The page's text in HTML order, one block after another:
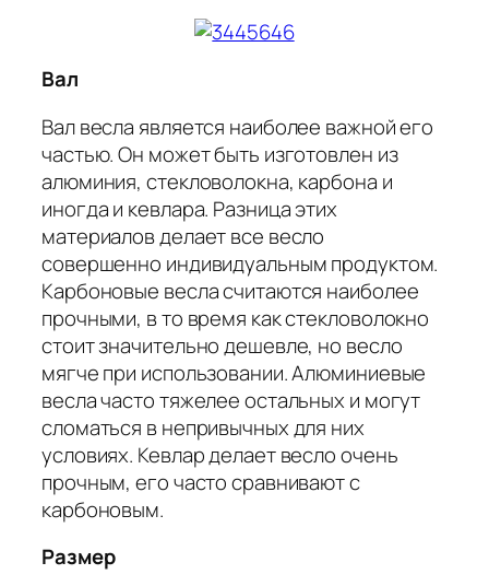
Вал
Вал весла является наиболее важной его
частью. Он может быть изготовлен из
алюминия, стекловолокна, карбона и
иногда и кевлара. Разница этих
материалов делает все весло
совершенно индивидуальным продуктом.
Карбоновые весла считаются наиболее
прочными, в то время как стекловолокно
стоит значительно дешевле, но весло
мягче при использовании. Алюминиевые
весла часто тяжелее остальных и могут
сломаться в непривычных для них
условиях. Кевлар делает весло очень
прочным, его часто сравнивают с
карбоновым.
Размер